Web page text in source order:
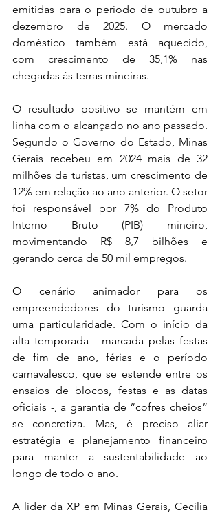
emitidas para o período de outubro a
dezembro de 2025. O mercado
doméstico também está aquecido,
com crescimento de 35,1% nas
chegadas às terras mineiras.
O resultado positivo se mantém em
linha com o alcançado no ano passado.
Segundo o Governo do Estado, Minas
Gerais recebeu em 2024 mais de 32
milhões de turistas, um crescimento de
12% em relação ao ano anterior. O setor
foi responsável por 7% do Produto
Interno Bruto (PIB) mineiro,
movimentando R$ 8,7 bilhões e
gerando cerca de 50 mil empregos.
O cenário animador para os
empreendedores do turismo guarda
uma particularidade. Com o início da
alta temporada - marcada pelas festas
de fim de ano, férias e o período
carnavalesco, que se estende entre os
ensaios de blocos, festas e as datas
oficiais -, a garantia de “cofres cheios”
se concretiza. Mas, é preciso aliar
estratégia e planejamento financeiro
para manter a sustentabilidade ao
longo de todo o ano.
A líder da XP em Minas Gerais, Cecília